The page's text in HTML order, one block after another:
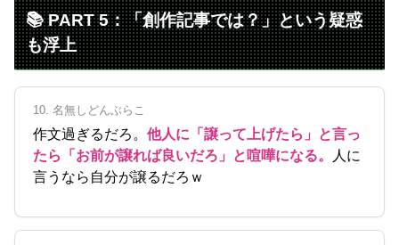
📚 PART 5：「創作記事では？」という疑惑
も浮上
10. 名無しどんぶらこ
作文過ぎるだろ。 他人に「譲って上げたら」と言っ
たら「お前が譲れば良いだろ」と喧嘩になる。
人に
言うなら自分が譲るだろｗ